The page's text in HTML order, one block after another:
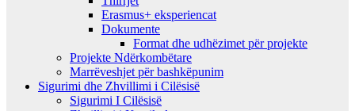
Erasmus+ eksperiencat
Dokumente
Format dhe udhëzimet për projekte
Projekte Ndërkombëtare
Marrëveshjet për bashkëpunim
Sigurimi dhe Zhvillimi i Cilësisë
Sigurimi I Cilësisë